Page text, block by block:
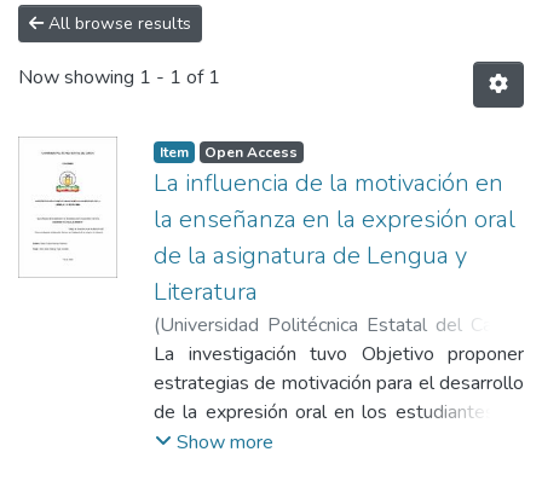
All browse results
Now showing 1 - 1 of 1
Item Open Access
La influencia de la motivación en
la enseñanza en la expresión oral
de la asignatura de Lengua y
Literatura
(Universidad Politécnica Estatal del Carchi
2025-03)Anrango Valencia, Diana Cristina;
Tapia Cevallos, Jaime Rodrigo
La investigación tuvo Objetivo proponer
estrategias de motivación para el desarrollo
de la expresión oral en los estudiantes de
décimo año de Educación Básica de la
Show more